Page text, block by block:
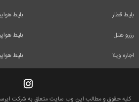
بلیط
بلیط
بلیط
بلیط قطار
رزرو هتل
اجاره ویلا
کلیه حقوق و مطالب این وب سایت متعلق به شرکت ایرسا